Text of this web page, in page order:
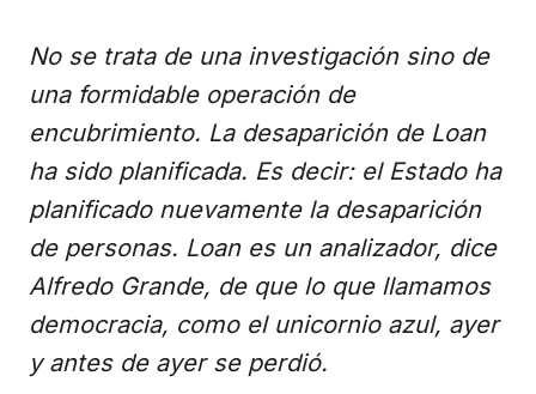
No se trata de una investigación sino de
una formidable operación de
encubrimiento. La desaparición de Loan
ha sido planificada. Es decir: el Estado ha
planificado nuevamente la desaparición
de personas. Loan es un analizador, dice
Alfredo Grande, de que lo que llamamos
democracia, como el unicornio azul, ayer
y antes de ayer se perdió.